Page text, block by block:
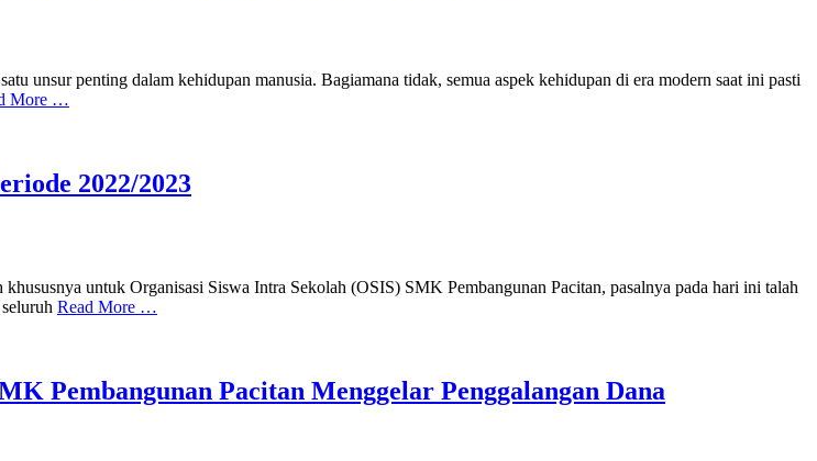
penting dalam kehidupan manusia. Bagiamana tidak, semua aspek kehidupan di era modern saat ini pasti
More …
2022/2023
untuk Organisasi Siswa Intra Sekolah (OSIS) SMK Pembangunan Pacitan, pasalnya pada hari ini talah
Read More …
Pembangunan Pacitan Menggelar Penggalangan Dana